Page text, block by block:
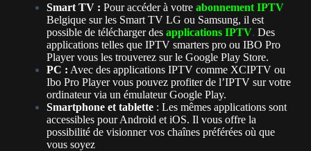
Smart TV : Pour accéder à votre abonnement IPTV
Belgique sur les Smart TV LG ou Samsung, il est
possible de télécharger des applications IPTV. Des
applications telles que IPTV smarters pro ou IBO Pro
Player vous les trouverez sur le Google Play Store.
PC : Avec des applications IPTV comme XCIPTV ou
Ibo Pro Player vous pouvez profiter de l’IPTV sur votre
ordinateur via un émulateur Google Play.
Smartphone et tablette: Les mêmes applications sont
accessibles pour Android et iOS. Il vous offre la
possibilité de visionner vos chaînes préférées où que
vous soyez